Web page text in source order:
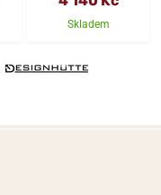
Skladem